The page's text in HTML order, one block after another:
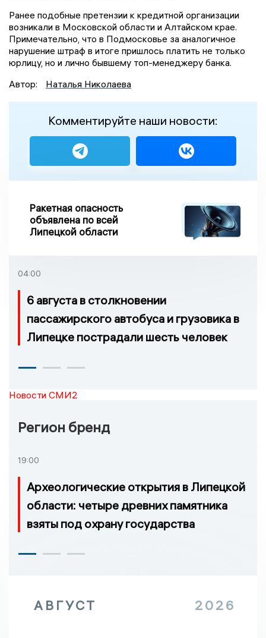
Ранее подобные претензии к кредитной организации
возникали в Московской области и Алтайском крае.
Примечательно, что в Подмосковье за аналогичное
нарушение штраф в итоге пришлось платить не только
юрлицу, но и лично бывшему топ-менеджеру банка.
Автор:
Наталья Николаева
Комментируйте наши новости:
Ракетная опасность
объявлена по всей
Липецкой области
04:00
6 августа в столкновении
пассажирского автобуса и грузовика в
Липецке пострадали шесть человек
Новости СМИ2
Регион бренд
19:00
Археологические открытия в Липецкой
области: четыре древних памятника
взяты под охрану государства
АВГУСТ 2026